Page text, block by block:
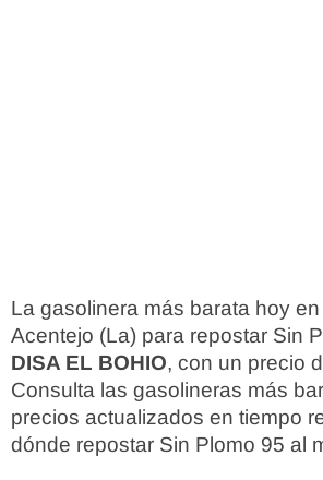
La gasolinera más barata hoy
Acentejo (La) para repostar Sin
DISA EL BOHIO, con un precio
Consulta las gasolineras más
precios actualizados en tiempo
dónde repostar Sin Plomo 95 al